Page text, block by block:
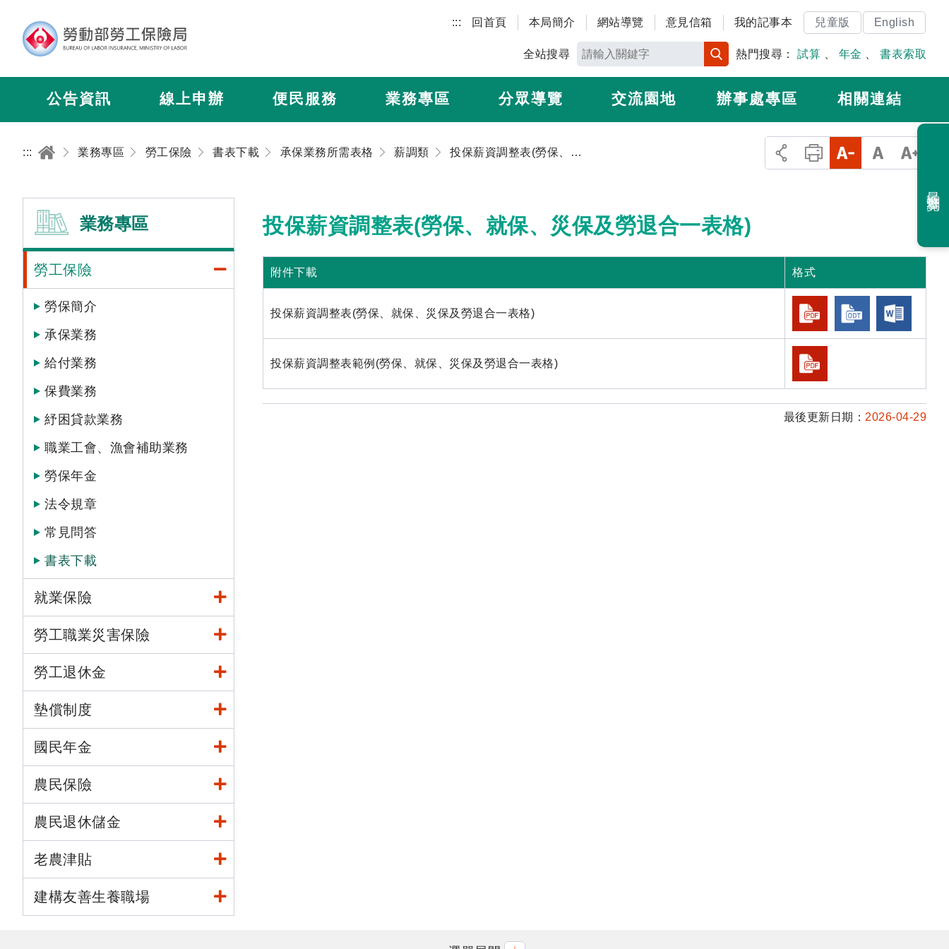
::: 回首頁 本局簡介 網站導覽 意見信箱 我的記事本 兒童版 English
全站搜尋 熱門搜尋： 試算 年金 書表索取
公告資訊 線上申辦 便民服務 業務專區 分眾導覽 交流園地 辦事處專區 相關連結
::: 業務專區 勞工保險 書表下載 承保業務所需表格 薪調類 投保薪資調整表(勞保、就保、災保及勞退合一表格)
業務專區
勞工保險
勞保簡介
承保業務
給付業務
保費業務
紓困貸款業務
職業工會、漁會補助業務
勞保年金
法令規章
常見問答
書表下載
就業保險
勞工職業災害保險
勞工退休金
墊償制度
國民年金
農民保險
農民退休儲金
老農津貼
建構友善生養職場
投保薪資調整表(勞保、就保、災保及勞退合一表格)
附件下載 格式
投保薪資調整表(勞保、就保、災保及勞退合一表格)
投保薪資調整表範例(勞保、就保、災保及勞退合一表格)
最後更新日期： 2026-04-29